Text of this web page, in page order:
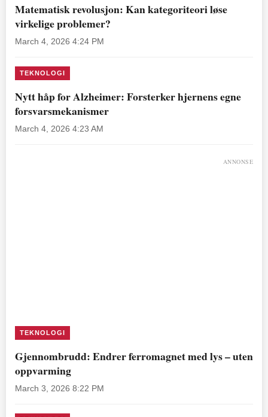
Matematisk revolusjon: Kan kategoriteori løse
virkelige problemer?
March 4, 2026 4:24 PM
TEKNOLOGI
Nytt håp for Alzheimer: Forsterker hjernens egne
forsvarsmekanismer
March 4, 2026 4:23 AM
ANNONSE
TEKNOLOGI
Gjennombrudd: Endrer ferromagnet med lys – uten
oppvarming
March 3, 2026 8:22 PM